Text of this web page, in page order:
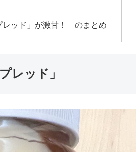
レッド」が激甘！ のまとめ
レッド」